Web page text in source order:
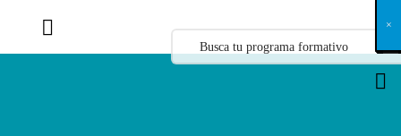
X
×
×
×
×
×
×
×
×
×
×
×
×
×
×
×
×
×
×
×
×
×
×
×
×
×
×
×
×
×
×
×
×
×
×
×
×
×
×
×
×
×
×
×
×
×
×
×
×
×
×
×
×
×
×
×
×
×
×
×
×
×
×
×
×
×
×
×
×
×
×
×
×
×
×
×
×
×
×
×
×
×
×
×
×
×
×
×
×
×
×
×
×
×
×
×
×
×
×
×
×
×
×
×
×
×
×
×
×
×
×
×
×
×
×
×
×
×
×
×
×
×
×
×
×
×
×
×
×
×
×
×
×
×
×
×
×
×
×
×
×
×
×
×
×
×
×
×
×
×
×
×
×
×
×
×
×
×
×
×
×
×
×
×
×
×
×
×
×
×
×
×
×
×
×
×
×
×
×
×
×
×
×
×
×
×
×
×
×
×
×
×
×
×
×
×
×
×
×
×
×
×
×
×
×
×
×
×
×
×
×
×
×
×
×
×
×